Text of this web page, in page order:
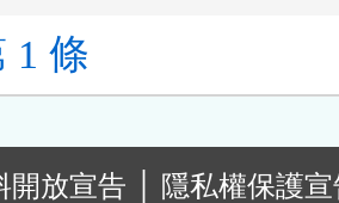
1 條
開放宣告
隱私權保護